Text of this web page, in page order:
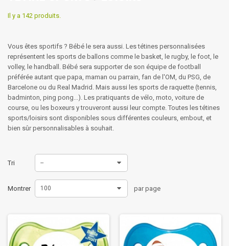
Il y a 142 produits.
Vous êtes sportifs ? Bébé le sera aussi. Les tétines personnalisées
représentent les sports de ballons comme le basket, le rugby, le foot, le
volley, le handball. Bébé sera supporter de son équipe de football
préférée autant que papa, maman ou parrain, fan de l'OM, du PSG, de
Barcelone ou du Real Madrid. Mais aussi les sports de raquette (tennis,
badminton, ping pong...). Les pratiquants de vélo, moto, voiture de
course, ou les boxeurs y trouveront aussi leur compte. Toutes les tétines
sports/loisirs sont disponibles sous différentes couleurs, embout, et
bien sûr personnalisables à souhait.
Tri --
Montrer 100 par page